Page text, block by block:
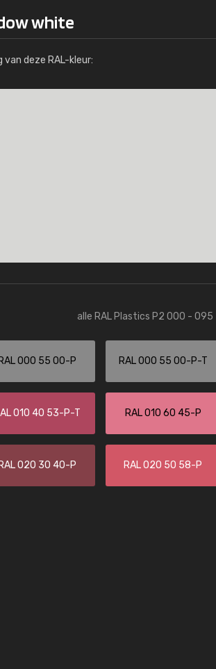
white
deze RAL-kleur:
alle RAL Plastics P2 000 - 095
RAL 000 55 00-P RAL 000 55 00-P-T
010 40 53-P-T RAL 010 60 45-P
RAL 020 30 40-P RAL 020 50 58-P
Kambier BV
"Super snelle service en zeer betaalbaar!"